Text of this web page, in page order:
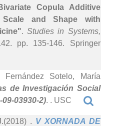
Copula Additive
and Shape with
.Studies in Systems,
pp. 135-146. Springer
Sotelo, María
de Investigación Social
03930-2). . USC
. V XORNADA DE